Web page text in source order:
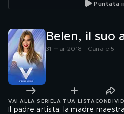
Puntata
Belen, il suo
31 mar 2018 | Canale 5
VAI ALLA SERIE LA TUA LISTA CONDIVIDI
Il padre artista, la madre